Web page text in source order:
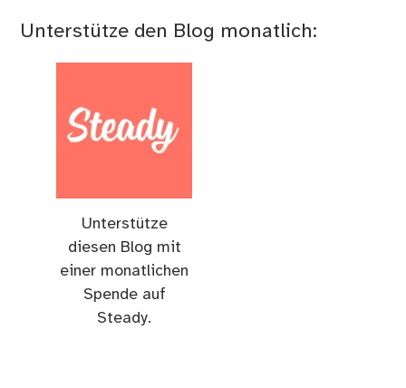
Unterstütze den Blog monatlich:
Unterstütze
diesen Blog mit
einer monatlichen
Spende auf
Steady.